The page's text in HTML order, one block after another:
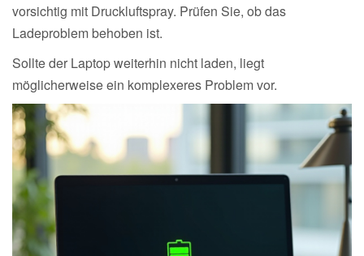
vorsichtig mit Druckluftspray. Prüfen Sie, ob das
Ladeproblem behoben ist.
Sollte der Laptop weiterhin nicht laden, liegt
möglicherweise ein komplexeres Problem vor.